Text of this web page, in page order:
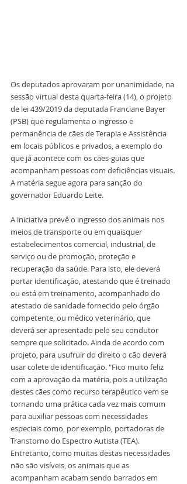
Os deputados aprovaram por unanimidade, na
sessão virtual desta quarta-feira (14), o projeto
de lei 439/2019 da deputada Franciane Bayer
(PSB) que regulamenta o ingresso e
permanência de cães de Terapia e Assistência
em locais públicos e privados, a exemplo do
que já acontece com os cães-guias que
acompanham pessoas com deficiências visuais.
A matéria segue agora para sanção do
governador Eduardo Leite.
A iniciativa prevê o ingresso dos animais nos
meios de transporte ou em quaisquer
estabelecimentos comercial, industrial, de
serviço ou de promoção, proteção e
recuperação da saúde. Para isto, ele deverá
portar identificação, atestando que é treinado
ou está em treinamento, acompanhado do
atestado de sanidade fornecido pelo órgão
competente, ou médico veterinário, que
deverá ser apresentado pelo seu condutor
sempre que solicitado. Ainda de acordo com
projeto, para usufruir do direito o cão deverá
usar colete de identificação. "Fico muito feliz
com a aprovação da matéria, pois a utilização
destes cães como recurso terapêutico vem se
tornando uma prática cada vez mais comum
para auxiliar pessoas com necessidades
especiais como, por exemplo, portadoras de
Transtorno do Espectro Autista (TEA).
Entretanto, como muitas destas necessidades
não são visíveis, os animais que as
acompanham acabam sendo barrados em